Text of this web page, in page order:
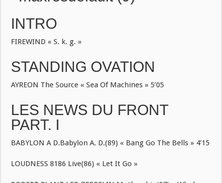
INTRO
FIREWIND « S. k. g. »
STANDING OVATION
AYREON The Source « Sea Of Machines » 5’05
LES NEWS DU FRONT
PART. I
BABYLON A D.Babylon A. D.(89) « Bang Go The Bells » 4’15
LOUDNESS 8186 Live(86) « Let It Go »